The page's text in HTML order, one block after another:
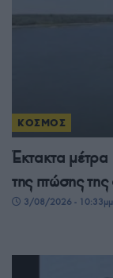
ΚΟΣΜΟΣ
Έκτακτα
της πτώσης
3/08/2026 - 10:33μμ